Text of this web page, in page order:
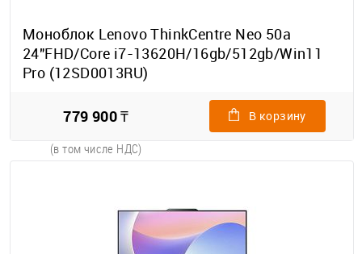
Моноблок Lenovo ThinkCentre Neo 50a
24"FHD/Core i7-13620H/16gb/512gb/Win11
Pro (12SD0013RU)
779 900 ₸
(в том числе НДС)
В корзину